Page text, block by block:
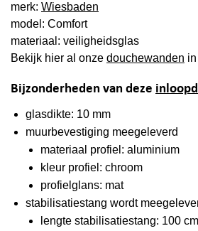
merk: Wiesbaden
model: Comfort
materiaal: veiligheidsglas
Bekijk hier al onze douchewanden
Bijzonderheden van deze
glasdikte: 10 mm
muurbevestiging meegeleverd
materiaal profiel: aluminium
kleur profiel: chroom
profielglans: mat
stabilisatiestang wordt
lengte stabilisatiestang: 100 cm